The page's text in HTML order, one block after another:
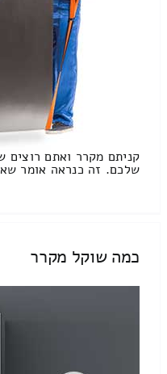
קניתם מקרר ואתם רוצים
שלכם. זה כנראה אומר
כמה שוקל מקרר